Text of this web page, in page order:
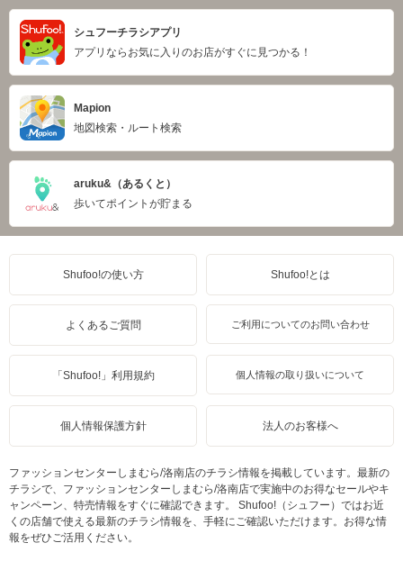
シュフーチラシアプリ
アプリならお気に入りのお店がすぐに見つかる！
Mapion
地図検索・ルート検索
aruku&（あるくと）
歩いてポイントが貯まる
Shufoo!の使い方 Shufoo!とは
よくあるご質問 ご利用についてのお問い合わせ
「Shufoo!」利用規約 個人情報の取り扱いについて
個人情報保護方針 法人のお客様へ
ファッションセンターしまむら/洛南店のチラシ情報を掲載しています。最新の
チラシで、ファッションセンターしまむら/洛南店で実施中のお得なセールやキ
ャンペーン、特売情報をすぐに確認できます。 Shufoo!（シュフー）ではお近
くの店舗で使える最新のチラシ情報を、手軽にご確認いただけます。お得な情
報をぜひご活用ください。